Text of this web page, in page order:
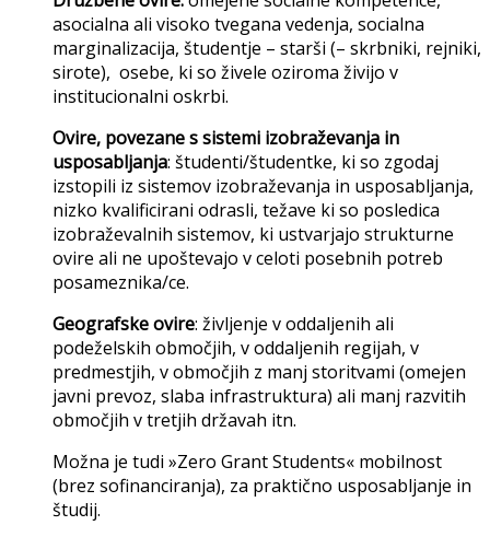
asocialna ali visoko tvegana vedenja, socialna
marginalizacija, študentje – starši (– skrbniki, rejniki,
sirote), osebe, ki so živele oziroma živijo v
institucionalni oskrbi.
Ovire, povezane s sistemi izobraževanja in
usposabljanja: študenti/študentke, ki so zgodaj
izstopili iz sistemov izobraževanja in usposabljanja,
nizko kvalificirani odrasli, težave ki so posledica
izobraževalnih sistemov, ki ustvarjajo strukturne
ovire ali ne upoštevajo v celoti posebnih potreb
posameznika/ce.
Geografske ovire: življenje v oddaljenih ali
podeželskih območjih, v oddaljenih regijah, v
predmestjih, v območjih z manj storitvami (omejen
javni prevoz, slaba infrastruktura) ali manj razvitih
območjih v tretjih državah itn.
Možna je tudi »Zero Grant Students« mobilnost
(brez sofinanciranja), za praktično usposabljanje in
študij.